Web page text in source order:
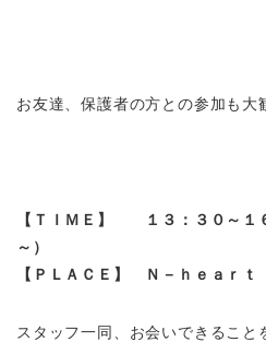
お友達、保護者の方との参加も大
【ＴＩＭＥ】 １３：３０～１
～）
【ＰＬＡＣＥ】 Ｎ－ｈｅａｒ
スタッフ一同、お会いできるこ